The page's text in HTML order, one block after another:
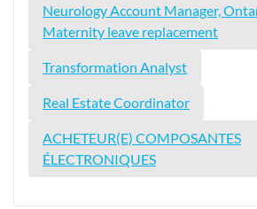
Neurology Account Manager,
Maternity leave replacement
Transformation Analyst
Real Estate Coordinator
ACHETEUR(E) COMPOSANTES
ÉLECTRONIQUES